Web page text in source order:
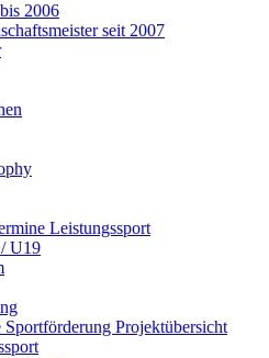
2006
seit 2007
Leistungssport
U19
Projektübersicht